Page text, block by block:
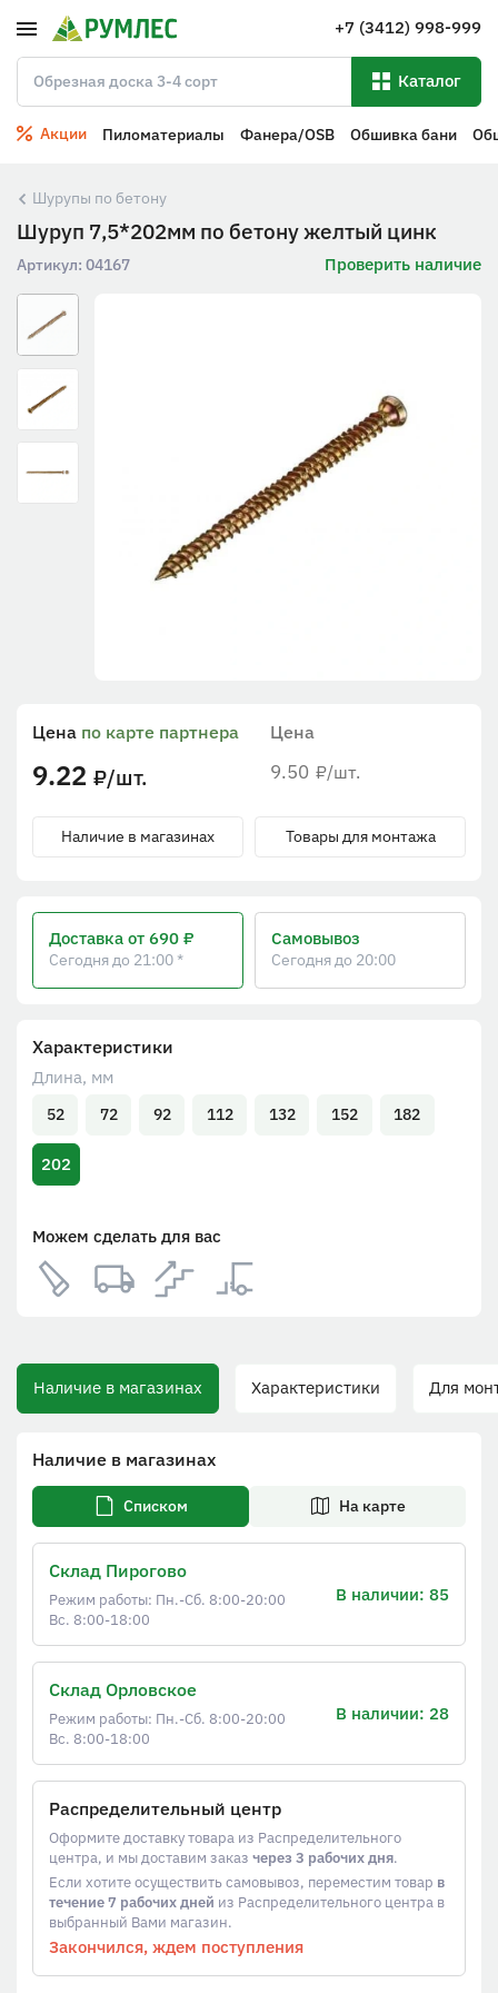
+7 (3412) 998-999
Каталог
Акции Пиломатериалы Фанера/OSB Обшивка бани
Шурупы по бетону
Шуруп 7,5*202мм по бетону желтый цинк
Артикул: 04167 Проверить наличие
Характеристики
Длина, мм
52 72 92 112 132 152 182
202
Можем сделать для вас
Цена
9.50 ₽/шт.
Цена по карте партнера
9.22 ₽/шт.
Наличие в магазинах Товары для монтажа
Доставка от 690 ₽
Сегодня до 21:00 *
Самовывоз
Сегодня до 20:00
Наличие в магазинах Характеристики Для
Наличие в магазинах
Списком На карте
Склад Пирогово
Режим работы: Пн.-Сб. 8:00-20:00
Вс. 8:00-18:00
В наличии: 85
Склад Орловское
Режим работы: Пн.-Сб. 8:00-20:00
Вс. 8:00-18:00
В наличии: 28
Распределительный центр
Оформите доставку товара из Распределительного
центра, и мы доставим заказ через 3 рабочих дня.
Если хотите осуществить самовывоз, переместим товар в
течение 7 рабочих дней из Распределительного центра в
выбранный Вами магазин.
Закончился, ждем поступления